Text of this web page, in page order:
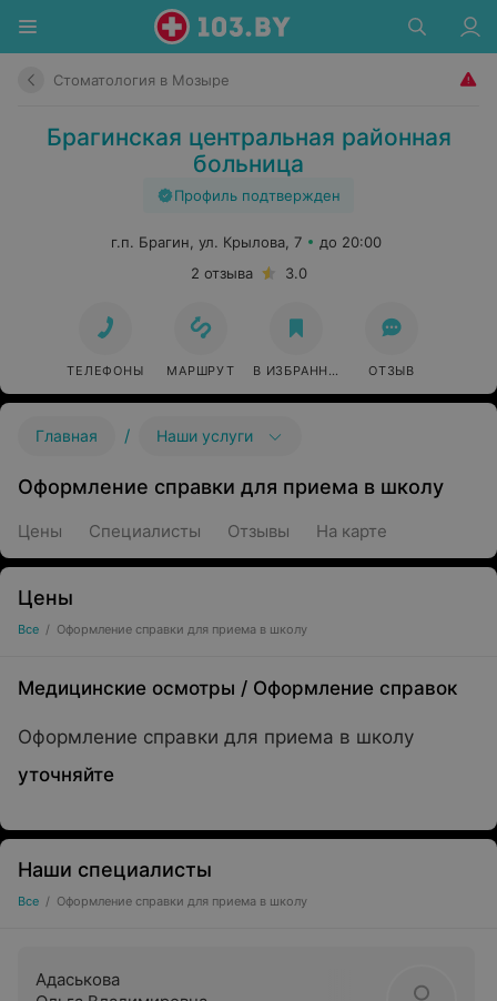
Стоматология в Мозыре
Брагинская центральная районная
больница
Профиль подтвержден
г.п. Брагин, ул. Крылова, 7
до 20:00
2 отзыва
3.0
ТЕЛЕФОНЫ МАРШРУТ В ИЗБРАННОЕ ОТЗЫВ
Главная / Наши услуги
Оформление справки для приема в школу
Цены Специалисты Отзывы На карте
Цены
Все / Оформление справки для приема в школу
Медицинские осмотры / Оформление справок
Оформление справки для приема в школу
уточняйте
Наши специалисты
Все / Оформление справки для приема в школу
Адаськова